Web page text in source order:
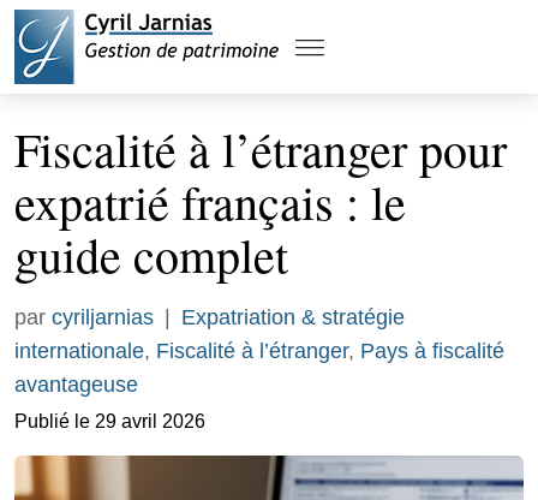
Fiscalité à l’étranger pour
expatrié français : le
guide complet
par cyriljarnias
Expatriation & stratégie
internationale, Fiscalité à l’étranger, Pays à fiscalité
avantageuse
Publié le 29 avril 2026